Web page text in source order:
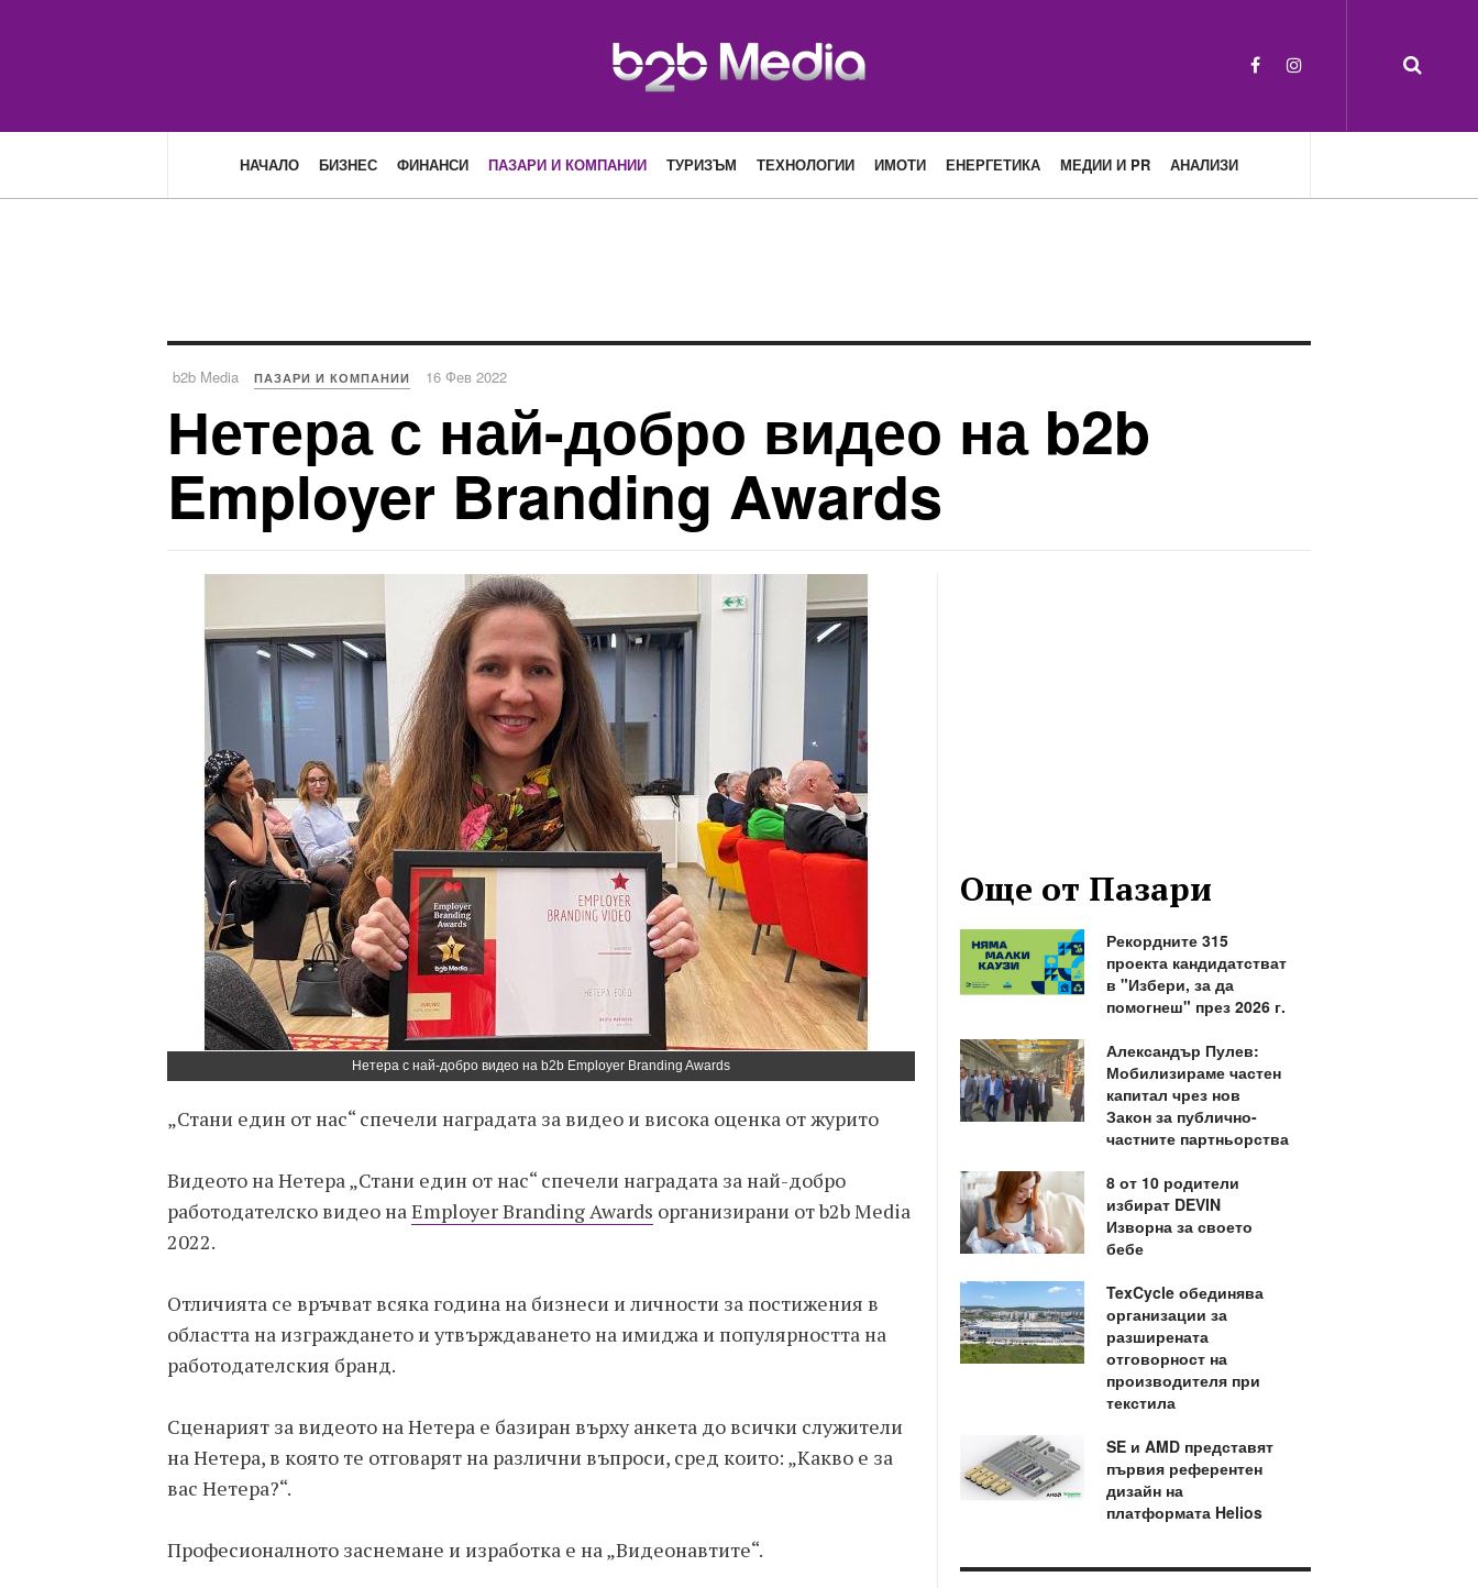
НАЧАЛО БИЗНЕС ФИНАНСИ ПАЗАРИ И КОМПАНИИ ТУРИЗЪМ ТЕХНОЛОГИИ ИМОТИ ЕНЕРГЕТИКА МЕДИИ И PR АНАЛИЗИ
b2b Media ПАЗАРИ И КОМПАНИИ 16 Фев 2022
Нетера с най-добро видео на b2b
Employer Branding Awards
Нетера с най-добро видео на b2b Employer Branding Awards
„Стани един от нас“ спечели наградата за видео и висока оценка от журито
Видеото на Нетера „Стани един от нас“ спечели наградата за най-добро
работодателско видео наEmployer Branding Awards организирани от b2b Media
2022.
Отличията се връчват всяка година на бизнеси и личности за постижения в
областта на изграждането и утвърждаването на имиджа и популярността на
работодателския бранд.
Сценарият за видеото на Нетера е базиран върху анкета до всички служители
на Нетера, в която те отговарят на различни въпроси, сред които: „Какво е за
вас Нетера?“.
Професионалното заснемане и изработка е на „Видеонавтите“.
Още от Пазари
Рекордните 315
проекта кандидатстват
в "Избери, за да
помогнеш" през 2026 г.
Александър Пулев:
Мобилизираме частен
капитал чрез нов
Закон за публично-
частните партньорства
8 от 10 родители
избират DEVIN
Изворна за своето
бебе
TexCycle обединява
организации за
разширената
отговорност на
производителя при
текстила
SE и AMD представят
първия референтен
дизайн на
платформата Helios